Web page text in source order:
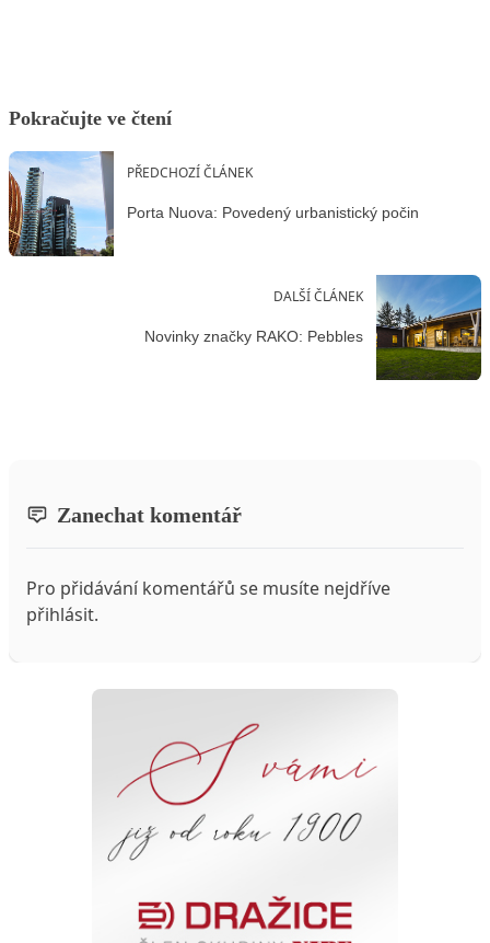
Pokračujte ve čtení
PŘEDCHOZÍ ČLÁNEK
Porta Nuova: Povedený urbanistický počin
DALŠÍ ČLÁNEK
Novinky značky RAKO: Pebbles
Zanechat komentář
Pro přidávání komentářů se musíte nejdříve
přihlásit.